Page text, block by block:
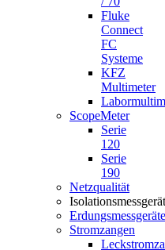
Fluke
Connect
FC
Systeme
KFZ
Multimeter
ScopeMeter
Serie
120
Serie
190
Netzqualität
Erdungsmessgeräte
Stromzangen